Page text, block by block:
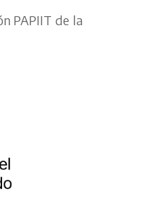
PAPIIT de la